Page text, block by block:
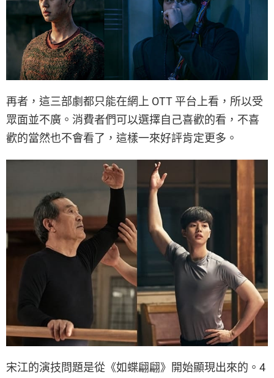
再者，這三部劇都只能在網上 OTT 平台上看，所以受
眾面並不廣。消費者們可以選擇自己喜歡的看，不喜
歡的當然也不會看了，這樣一來好評肯定更多。
宋江的演技問題是從《如蝶翩翩》開始顯現出來的。4